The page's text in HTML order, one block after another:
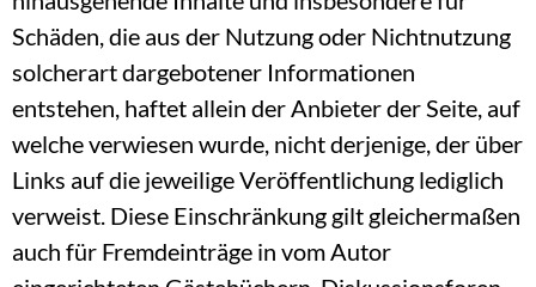
Schäden, die aus der Nutzung oder Nichtnutzung
solcherart dargebotener Informationen
entstehen, haftet allein der Anbieter der Seite, auf
welche verwiesen wurde, nicht derjenige, der über
Links auf die jeweilige Veröffentlichung lediglich
verweist. Diese Einschränkung gilt gleichermaßen
auch für Fremdeinträge in vom Autor